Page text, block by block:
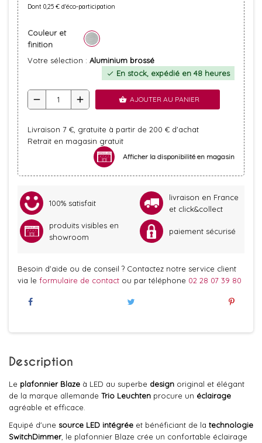
Dont 0,25 € d'éco-participation
Couleur et
finition
Votre sélection : Aluminium brossé
check En stock, expédié en 48 heures
remove add shopping_basket AJOUTER AU PANIER
Livraison 7 €, gratuite à partir de 200 € d'achat
Retrait en magasin gratuit
Afficher la disponibilité en magasin
100% satisfait
livraison en France
et click&collect
produits visibles en
showroom
paiement sécurisé
Besoin d'aide ou de conseil ? Contactez notre service client
via le formulaire de contact ou par téléphone 02 28 07 39 80
Description
Le plafonnier Blaze à LED au superbe design original et élégant
de la marque allemande Trio Leuchten procure un éclairage
agréable et efficace.
Equipé d'une source LED intégrée et bénéficiant de la technologie
SwitchDimmer, le plafonnier Blaze crée un confortable éclairage